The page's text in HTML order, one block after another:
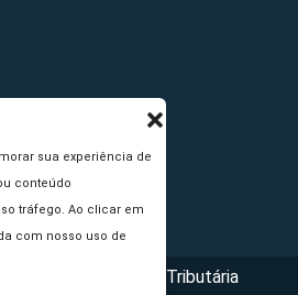
sua experiência de
conteúdo
tráfego. Ao clicar em
com nosso uso de
- Portal da Reforma Tributária